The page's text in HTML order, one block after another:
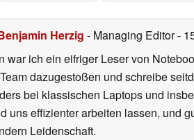
Herzig - Managing Editor-
war ich ein eifriger Leser von
dazugestoßen und schreibe
bei klassischen Laptops und
uns effizienter arbeiten lassen, und
Leidenschaft.